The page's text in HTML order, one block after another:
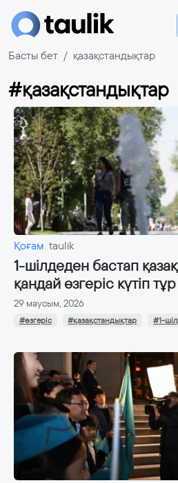
Басты бет қазақстандықтар
#қазақстандықтар
Қоғам taulik
1-шілдеден бастап
қандай өзгеріс күтіп тұр
29 маусым, 2026
#өзгеріс #қазақстандықтар #1-